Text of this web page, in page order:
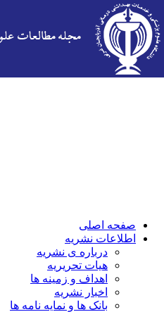
صفحه اصلی
اطلاعات نشریه
درباره ی نشریه
هیات تحریریه
اهداف و زمینه ها
اخبار نشریه
بانک ها و نمایه نامه ها